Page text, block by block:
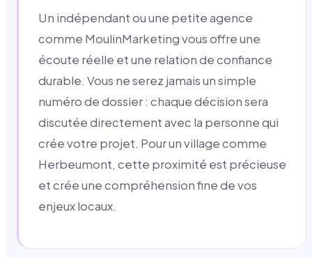
Un indépendant ou une petite agence
comme MoulinMarketing vous offre une
écoute réelle et une relation de confiance
durable. Vous ne serez jamais un simple
numéro de dossier : chaque décision sera
discutée directement avec la personne qui
crée votre projet. Pour un village comme
Herbeumont, cette proximité est précieuse
et crée une compréhension fine de vos
enjeux locaux.